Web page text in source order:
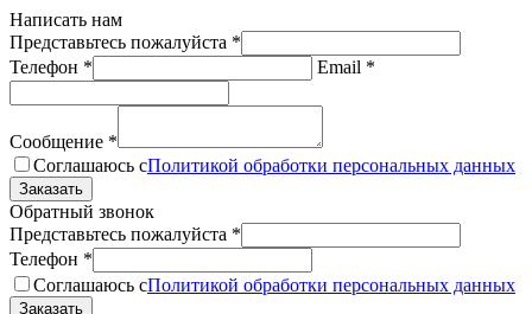
Написать нам
Представьтесь пожалуйста *
Телефон * Email *
Сообщение *
Соглашаюсь сПолитикой обработки персональных данных
Обратный звонок
Представьтесь пожалуйста *
Телефон *
Соглашаюсь сПолитикой обработки персональных данных